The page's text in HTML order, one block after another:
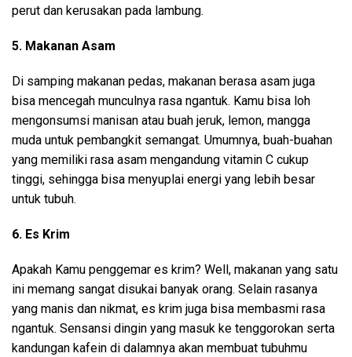
perut dan kerusakan pada lambung.
5. Makanan Asam
Di samping makanan pedas, makanan berasa asam juga
bisa mencegah munculnya rasa ngantuk. Kamu bisa loh
mengonsumsi manisan atau buah jeruk, lemon, mangga
muda untuk pembangkit semangat. Umumnya, buah-buahan
yang memiliki rasa asam mengandung vitamin C cukup
tinggi, sehingga bisa menyuplai energi yang lebih besar
untuk tubuh.
6. Es Krim
Apakah Kamu penggemar es krim? Well, makanan yang satu
ini memang sangat disukai banyak orang. Selain rasanya
yang manis dan nikmat, es krim juga bisa membasmi rasa
ngantuk. Sensansi dingin yang masuk ke tenggorokan serta
kandungan kafein di dalamnya akan membuat tubuhmu